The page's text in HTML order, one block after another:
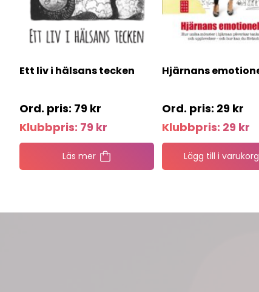
Ett liv i hälsans tecken
79 kr
Klubbpris: 79 kr
Läs mer
Hjärnans
29 kr
Klubbpris: 29 kr
Lägg till i varukorg